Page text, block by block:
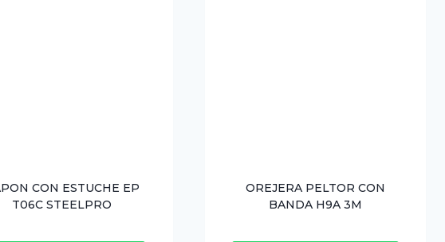
CON ESTUCHE EP
T06C STEELPRO
OREJERA PELTOR CON
BANDA H9A 3M